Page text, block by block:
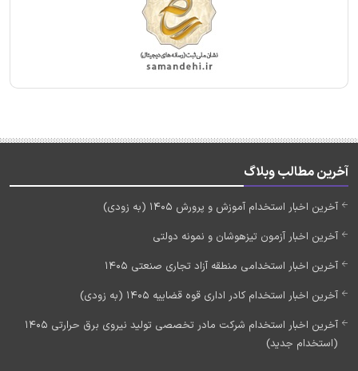
آخرین مطالب وبلاگ
آخرین اخبار استخدام آموزش و پرورش 1405 (به زودی)
آخرین اخبار آزمون تیزهوشان و نمونه دولتی
آخرین اخبار استخدامی منطقه آزاد تجاری صنعتی 1405
آخرین اخبار استخدام کادر اداری قوه قضاییه 1405 (به زودی)
آخرین اخبار استخدام شرکت مادر تخصصی تولید نیروی برق حرارتی 1405
(استخدام جدید)